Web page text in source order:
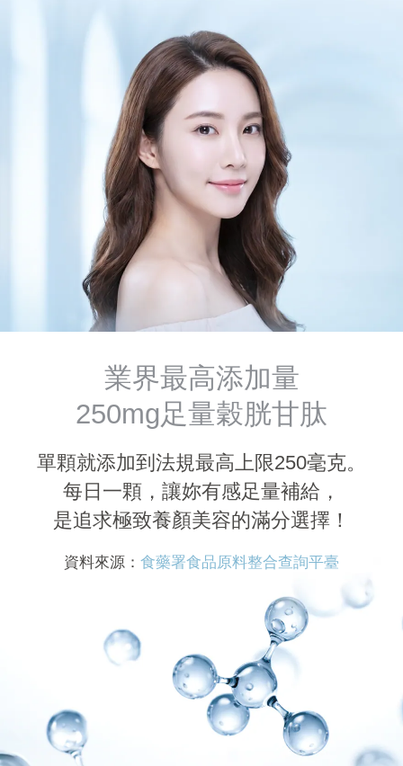
業界最高添加量
250mg足量穀胱甘肽
單顆就添加到法規最高上限250毫克。
每日一顆，讓妳有感足量補給，
是追求極致養顏美容的滿分選擇！
資料來源： 食藥署食品原料整合查詢平臺